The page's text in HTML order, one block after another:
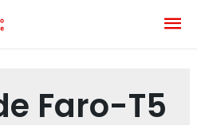
Faro-T5